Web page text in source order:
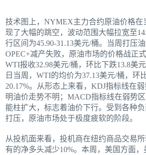
技术图上，NYMEX主力合约原油价格在
现了大幅的跳空，波动范围大幅拉宽至
行区间为45.90-31.13美元/桶。当周打压
OPEC+减产失败，原油市场的价格战正
WTI报收32.98美元/桶，环比下跌13.8美
日当周，WTI的均价为37.13美元/桶，环
20.17%。从形态上来看，KDJ指标线在
明油价走势不明；MACD指标线在弱势
能柱扩大，标志着油价下行。受到各种
打压，原油市场处于极度疲软的阶段。
从投机面来看，投机商在纽约商品交易
有的净多头减少10%。本周，美国方面